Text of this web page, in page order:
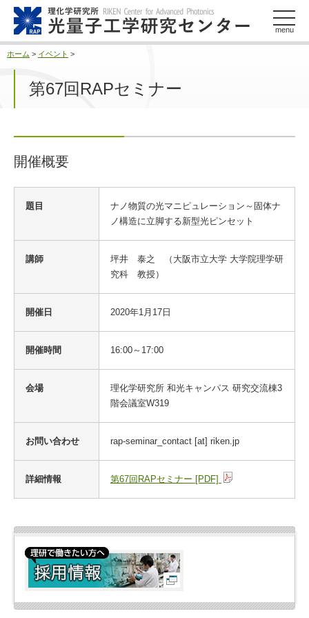
menu
ホーム > イベント >
第67回RAPセミナー
開催概要
要
題目
ナノ物質の光マニピュレーション～固体ナ
ノ構造に立脚する新型光ピンセット
講師
坪井 泰之 （大阪市立大学 大学院理学研
究科 教授）
開催日 2020年1月17日
開催時間 16:00～17:00
会場
理化学研究所 和光キャンパス 研究交流棟3
階会議室W319
お問い合わせ rap-seminar_contact [at] riken.jp
詳細情報 第67回RAPセミナー [PDF]